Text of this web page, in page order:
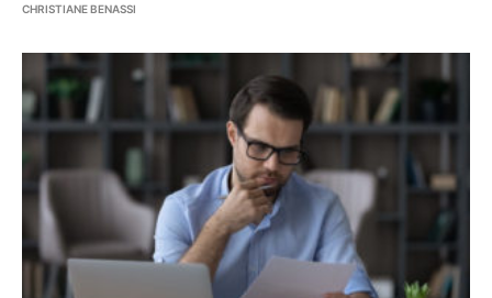
CHRISTIANE BENASSI